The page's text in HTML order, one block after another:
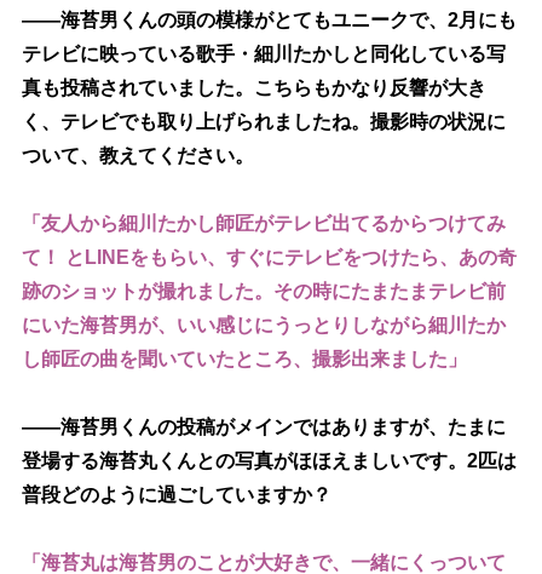
――海苔男くんの頭の模様がとてもユニークで、2月にも
テレビに映っている歌手・細川たかしと同化している写
真も投稿されていました。こちらもかなり反響が大き
く、テレビでも取り上げられましたね。撮影時の状況に
ついて、教えてください。
「友人から細川たかし師匠がテレビ出てるからつけてみ
て！ とLINEをもらい、すぐにテレビをつけたら、あの奇
跡のショットが撮れました。その時にたまたまテレビ前
にいた海苔男が、いい感じにうっとりしながら細川たか
し師匠の曲を聞いていたところ、撮影出来ました」
――海苔男くんの投稿がメインではありますが、たまに
登場する海苔丸くんとの写真がほほえましいです。2匹は
普段どのように過ごしていますか？
「海苔丸は海苔男のことが大好きで、一緒にくっついて